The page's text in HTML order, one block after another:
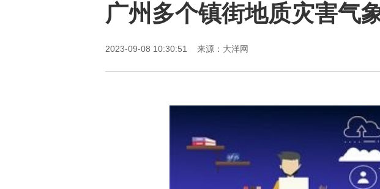
广州多个镇街地质灾害气
2023-09-08 10:30:51 来源：大洋网